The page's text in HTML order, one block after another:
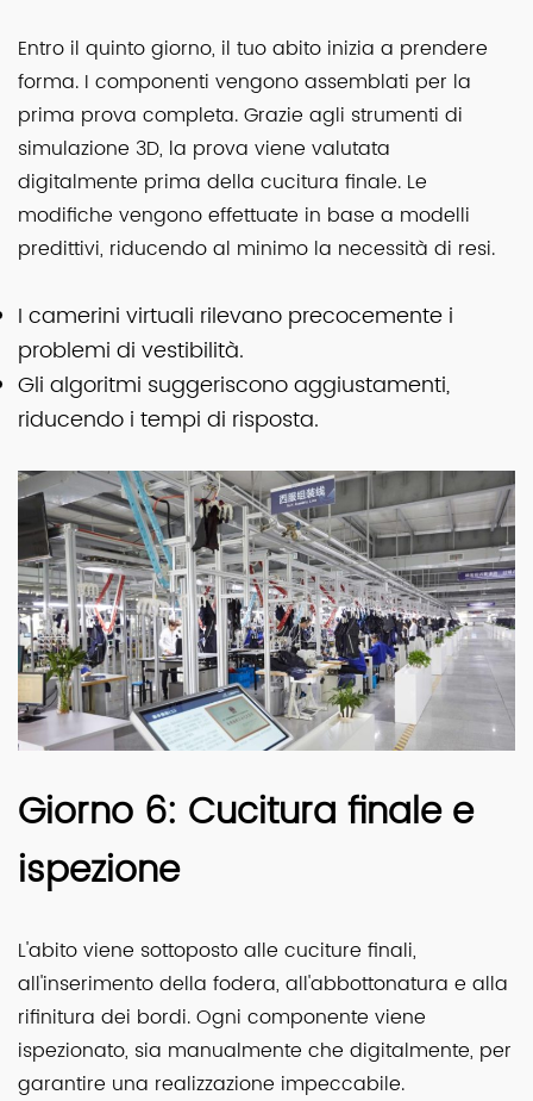
Entro il quinto giorno, il tuo abito inizia a prendere
forma. I componenti vengono assemblati per la
prima prova completa. Grazie agli strumenti di
simulazione 3D, la prova viene valutata
digitalmente prima della cucitura finale. Le
modifiche vengono effettuate in base a modelli
predittivi, riducendo al minimo la necessità di resi.
I camerini virtuali rilevano precocemente i
problemi di vestibilità.
Gli algoritmi suggeriscono aggiustamenti,
riducendo i tempi di risposta.
Giorno 6: Cucitura finale e
ispezione
L'abito viene sottoposto alle cuciture finali,
all'inserimento della fodera, all'abbottonatura e alla
rifinitura dei bordi. Ogni componente viene
ispezionato, sia manualmente che digitalmente, per
garantire una realizzazione impeccabile.